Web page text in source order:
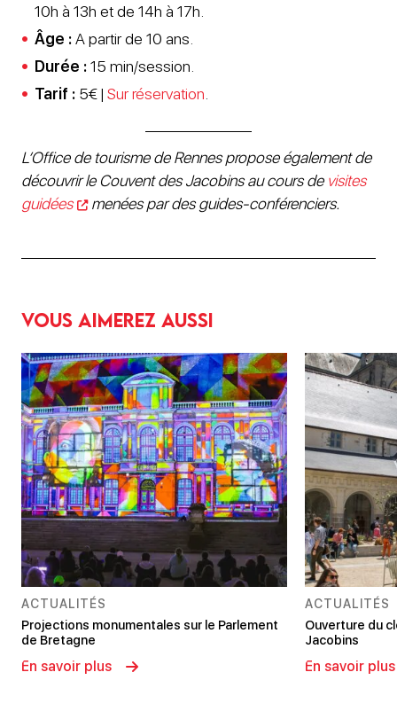
10h à 13h et de 14h à 17h.
Âge :A partir de 10 ans.
Durée :15 min/session.
Tarif : 5€ | Sur réservation
L’Office de tourisme de Rennes propose également de
découvrir le Couvent des Jacobins au cours de visites
guidées
menées par des guides-conférenciers.
Vous aimerez aussi
ACTUALITÉS
Projections monumentales sur le Parlement
de Bretagne
En savoir plus
ACTUALITÉS
Ouverture du
Jacobins
En savoir plus